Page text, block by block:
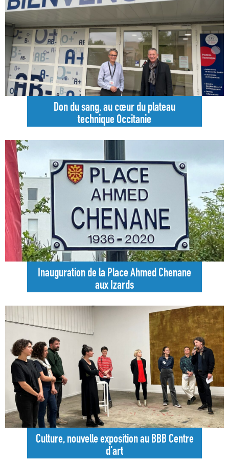
Don du sang, au cœur du plateau
technique Occitanie
Inauguration de la Place Ahmed Chenane
aux Izards
Culture, nouvelle exposition au BBB Centre
d’art